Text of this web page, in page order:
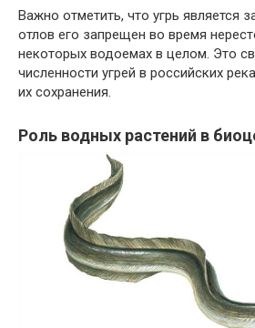
Важно отметить, что угрь
отлов его запрещен во время
некоторых водоемах в целом. Это
численности угрей в российских
их сохранения.
Роль водных растений в